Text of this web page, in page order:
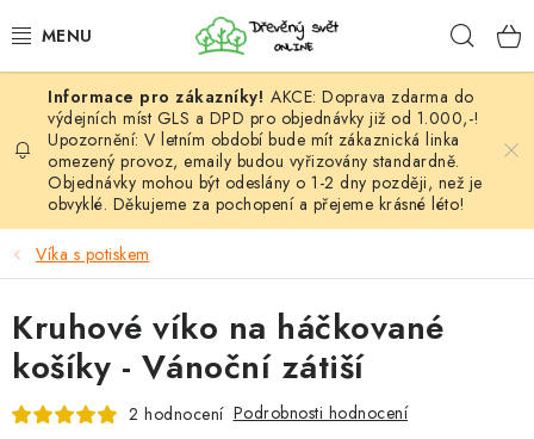
na
HÁČKOVÁNÍ
VYPLÉTÁNÍ
PŘÍZE
DOPLŇKY
TVOŘENÍ
AKCE: Doprava zdarma do
výdejních míst GLS a DPD pro objednávky již od 1.000,-!
Upozornění: V letním období bude mít zákaznická linka
omezený provoz, emaily budou vyřizovány standardně.
Objednávky mohou být odeslány o 1-2 dny později, než je
obvyklé. Děkujeme za pochopení a přejeme krásné léto!
Víka s potiskem
Kruhové víko na háčkované
košíky - Vánoční zátiší
2 hodnocení Podrobnosti hodnocení